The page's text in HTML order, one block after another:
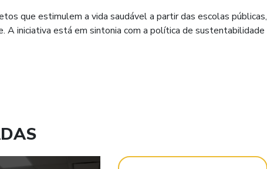
que estimulem a vida saudável a partir das escolas públicas,
A iniciativa está em sintonia com a política de sustentabilidade